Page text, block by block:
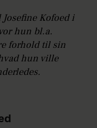
Kofoed i
hun bl.a.
forhold til sin
hun ville